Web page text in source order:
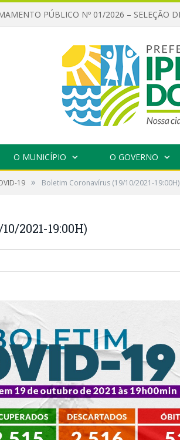
O MUNICÍPIO O GOVERNO
19 » Boletim Coronavírus (19/10/2021-19:00H)
2021-19:00H)